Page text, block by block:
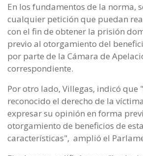
En los fundamentos de la norma,
cualquier petición que puedan
con el fin de obtener la prisión
previo al otorgamiento del
por parte de la Cámara de
correspondiente.
Por otro lado, Villegas, indicó que
reconocido el derecho de la
expresar su opinión en forma
otorgamiento de beneficios de
características", amplió el